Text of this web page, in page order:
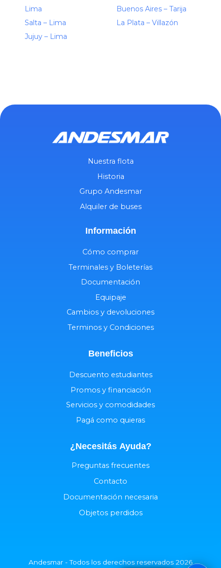
Lima
Salta – Lima
Jujuy – Lima
Buenos Aires – Tarija
La Plata – Villazón
Nuestra flota
Historia
Grupo Andesmar
Alquiler de buses
Información
Cómo comprar
Terminales y Boleterías
Documentación
Equipaje
Cambios y devoluciones
Terminos y Condiciones
Beneficios
Descuento estudiantes
Promos y financiación
Servicios y comodidades
Pagá como quieras
¿Necesitás Ayuda?
Preguntas frecuentes
Contacto
Documentación necesaria
Objetos perdidos
Andesmar - Todos los derechos reservados 2026